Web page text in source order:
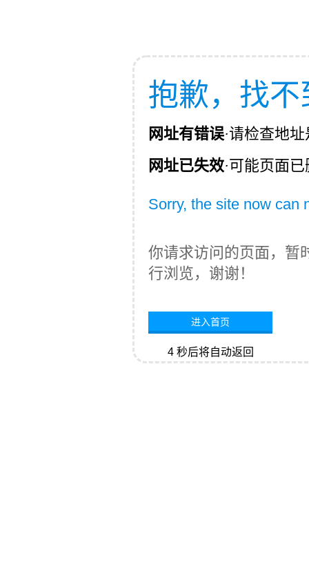
抱歉，找
网址有错误·请检查地
网址已失效·可能页面
Sorry, the site now can
你请求访问的页面，暂
行浏览，谢谢！
进入首页
4秒后将自动返回